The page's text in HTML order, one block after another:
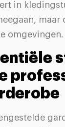
in
maar
omgevingen.